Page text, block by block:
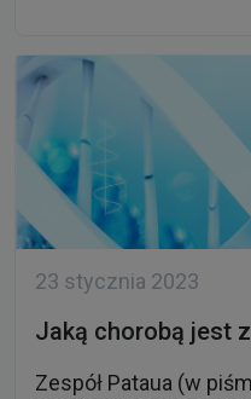
23 stycznia 2023
Jaką chorobą jest
Zespół Pataua (w